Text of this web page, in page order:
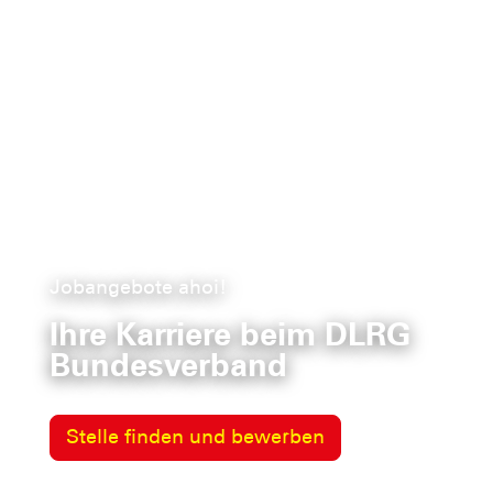
Jobangebote ahoi!
Ihre Karriere beim DLRG
Bundesverband
Stelle finden und bewerben